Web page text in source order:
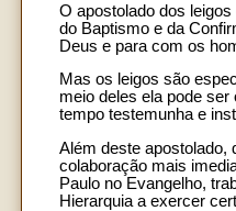
O apostolado dos
do Baptismo e da
Deus e para com os
Mas os leigos são
meio deles ela pode
tempo testemunha e
Além deste apostolado,
colaboração mais
Paulo no Evangelho,
Hierarquia a exercer